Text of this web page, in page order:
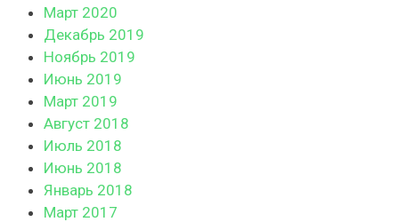
Март 2020
Декабрь 2019
Ноябрь 2019
Июнь 2019
Март 2019
Август 2018
Июль 2018
Июнь 2018
Январь 2018
Март 2017